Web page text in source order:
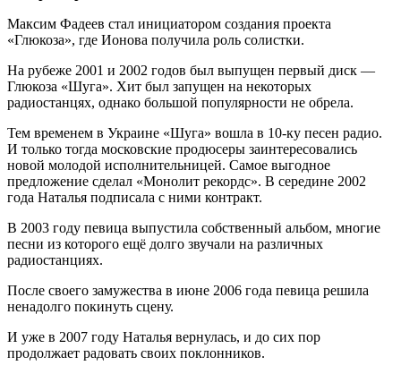
Максим Фадеев стал инициатором создания проекта
«Глюкоза», где Ионова получила роль солистки.
На рубеже 2001 и 2002 годов был выпущен первый диск —
Глюкоза «Шуга». Хит был запущен на некоторых
радиостанцях, однако большой популярности не обрела.
Тем временем в Украине «Шуга» вошла в 10-ку песен радио.
И только тогда московские продюсеры заинтересовались
новой молодой исполнительницей. Самое выгодное
предложение сделал «Монолит рекордс». В середине 2002
года Наталья подписала с ними контракт.
В 2003 году певица выпустила собственный альбом, многие
песни из которого ещё долго звучали на различных
радиостанциях.
После своего замужества в июне 2006 года певица решила
ненадолго покинуть сцену.
И уже в 2007 году Наталья вернулась, и до сих пор
продолжает радовать своих поклонников.